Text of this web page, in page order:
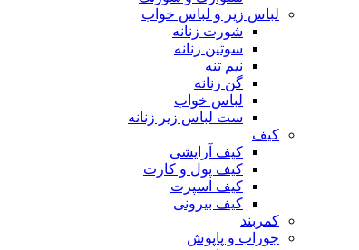
لباس زیر و لباس خواب
شورت زنانه
سوتین زنانه
نیم تنه
گن زنانه
لباس خواب
ست لباس زیر زنانه
کیف
کیف آرایشی
کیف پول و کارت
کیف اسپرت
کیف بیرونی
کمربند
جوراب و پاپوش